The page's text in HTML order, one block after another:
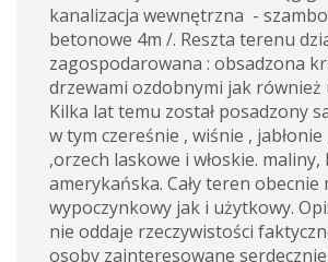
kanalizacja wewnętrzna -
betonowe 4m /. Reszta terenu
zagospodarowana : obsadzona
drzewami ozdobnymi jak również
Kilka lat temu został posadzony
w tym czereśnie , wiśnie ,
,orzech laskowe i włoskie.
amerykańska. Cały teren
wypoczynkowy jak i użytkowy.
nie oddaje rzeczywistości
osoby zainteresowane